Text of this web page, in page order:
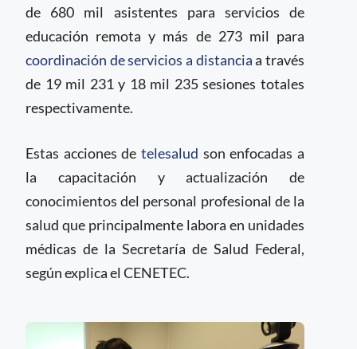
de 680 mil asistentes para servicios de
educación remota y más de 273 mil para
coordinación de servicios a distanciaa través
de 19 mil 231 y 18 mil 235 sesiones totales
respectivamente.
Estas acciones de telesalud son enfocadas a
la capacitación y actualización de
conocimientos del personal profesional de la
salud que principalmente labora en unidades
médicas de la Secretaría de Salud Federal,
según explica el CENETEC.